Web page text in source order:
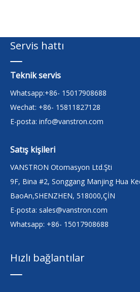
Servis hattı
Teknik servis
Whatsapp:+86- 15017908688
Wechat: +86- 15811827128
E-posta: info@vanstron.com
Satış kişileri
VANSTRON Otomasyon Ltd.Şti
9F, Bina #2, Songgang Manjing Hua
BaoAn,SHENZHEN, 518000,ÇİN
E-posta: sales@vanstron.com
Whatsapp: +86- 15017908688
Hızlı bağlantılar